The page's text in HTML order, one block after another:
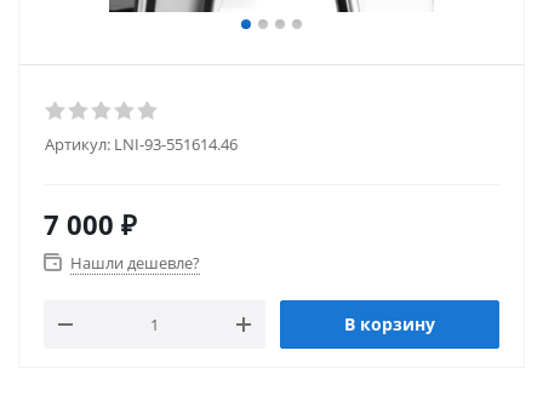
Артикул: LNI-93-551614.46
7 000 ₽
Нашли дешевле?
В корзину